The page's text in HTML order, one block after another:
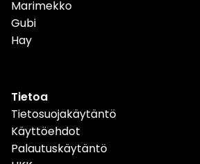
Marimekko
Gubi
Hay
Tietoa
Tietosuojakäytäntö
Käyttöehdot
Palautuskäytäntö